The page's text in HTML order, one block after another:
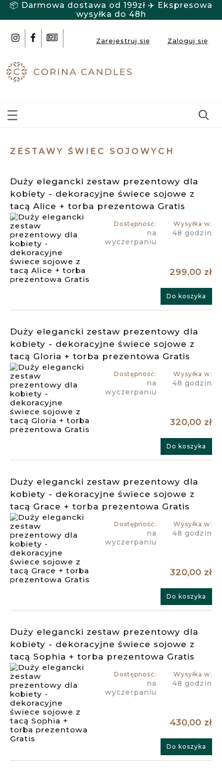
📦 Darmowa dostawa od 199zł ✈️ Ekspresowa
wysyłka do 48h
Zarejestruj się Zaloguj się
ZESTAWY ŚWIEC SOJOWYCH
Duży elegancki zestaw prezentowy dla
kobiety - dekoracyjne świece sojowe z
tacą Alice + torba prezentowa Gratis
Dostępność:
na
wyczerpaniu
Wysyłka w:
48 godzin
299,00 zł
Do koszyka
Duży elegancki zestaw prezentowy dla
kobiety - dekoracyjne świece sojowe z
tacą Gloria + torba prezentowa Gratis
Dostępność:
na
wyczerpaniu
Wysyłka w:
48 godzin
320,00 zł
Do koszyka
Duży elegancki zestaw prezentowy dla
kobiety - dekoracyjne świece sojowe z
tacą Grace + torba prezentowa Gratis
Dostępność:
na
wyczerpaniu
Wysyłka w:
48 godzin
320,00 zł
Do koszyka
Duży elegancki zestaw prezentowy dla
kobiety - dekoracyjne świece sojowe z
tacą Sophia + torba prezentowa Gratis
Dostępność:
na
wyczerpaniu
Wysyłka w:
48 godzin
430,00 zł
Do koszyka